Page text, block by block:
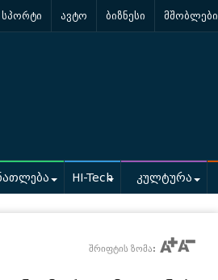
სპორტი ავტო ბიზნესი მშობლები
HI-Tech კულტურა
შრიფტის ზომა: